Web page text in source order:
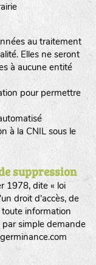
au traitement
Elles ne seront
à aucune entité
pour permettre
à la CNIL sous le
suppression
1978, dite « loi
droit d'accès, de
information
simple demande